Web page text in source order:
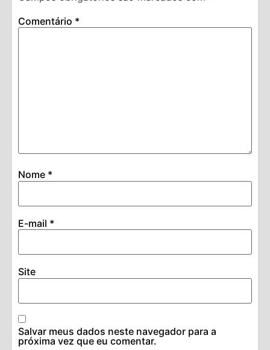
Comentário *
Nome *
E-mail *
Site
Salvar meus dados neste navegador para a
próxima vez que eu comentar.